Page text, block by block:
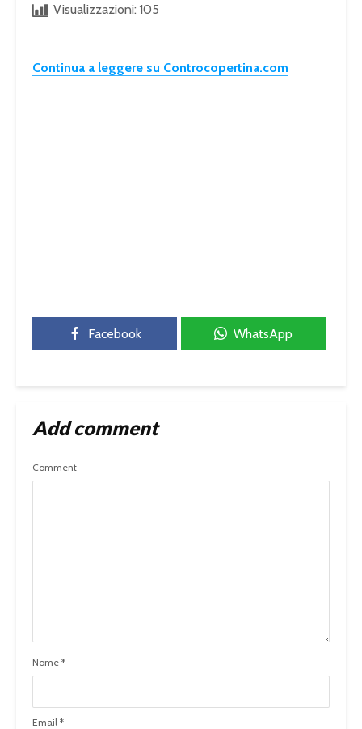
Visualizzazioni: 105
Continua a leggere su Controcopertina.com
Facebook WhatsApp
Add comment
Comment
Nome *
Email *